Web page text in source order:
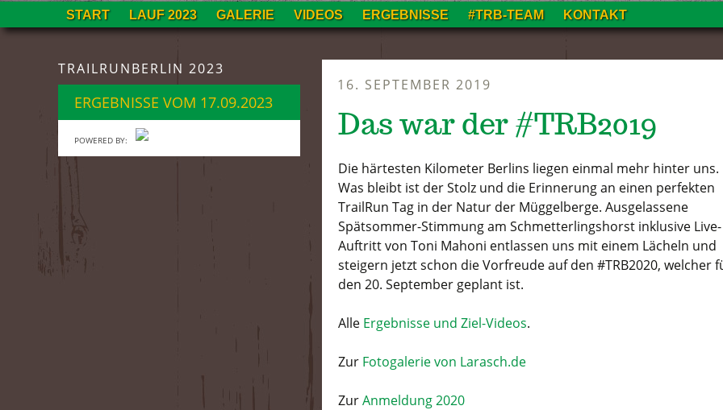
Zum
Inhalt
START LAUF 2023 GALERIE VIDEOS ERGEBNISSE #TRB-TEAM KONTAKT
TRAILRUNBERLIN 2023
ERGEBNISSE VOM 17.09.2023
POWERED BY:
16. SEPTEMBER 2019
Das war der #TRB2019
Die härtesten Kilometer Berlins liegen einmal mehr hinter uns.
Was bleibt ist der Stolz und die Erinnerung an einen perfekten
TrailRun Tag in der Natur der Müggelberge. Ausgelassene
Spätsommer-Stimmung am Schmetterlingshorst inklusive Live-
Auftritt von Toni Mahoni entlassen uns mit einem Lächeln und
steigern jetzt schon die Vorfreude auf den #TRB2020, welcher
den 20. September geplant ist.
Alle Ergebnisse und Ziel-Videos.
Zur Fotogalerie von Larasch.de
ZurAnmeldung 2020